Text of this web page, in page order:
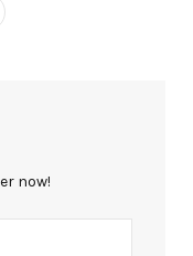
now!